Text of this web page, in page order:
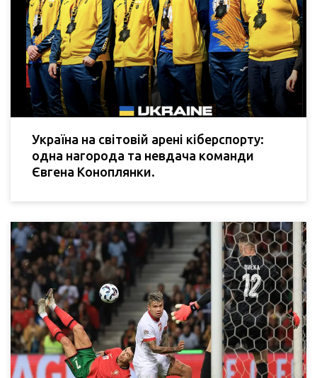
Україна на світовій арені кіберспорту:
одна нагорода та невдача команди
Євгена Коноплянки.